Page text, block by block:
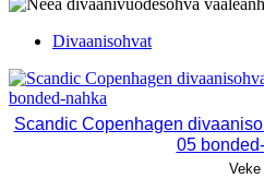
Divaanisohvat
Scandic Copenhagen
05
Veke